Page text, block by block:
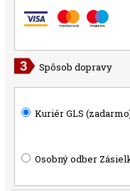
Spôsob dopravy
Kuriér GLS
Osobný odber